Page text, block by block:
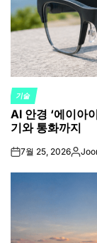
POSTED
IN
기술
AI 안경 ‘에이아
기와 통화까지
on7월 25, 2026Posted